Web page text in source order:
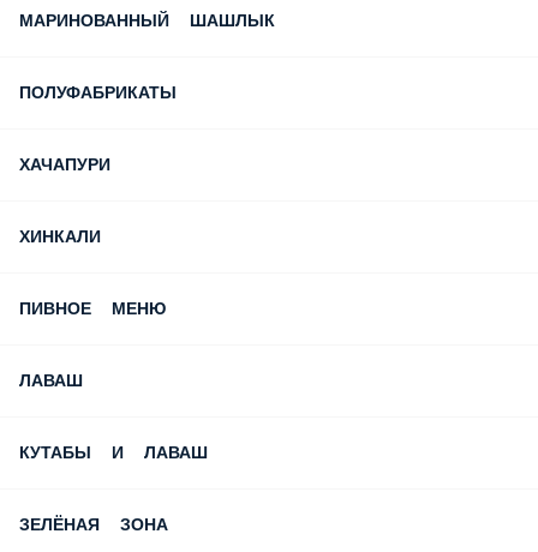
МАРИНОВАННЫЙ ШАШЛЫК
ПОЛУФАБРИКАТЫ
ХАЧАПУРИ
ХИНКАЛИ
ПИВНОЕ МЕНЮ
ЛАВАШ
КУТАБЫ И ЛАВАШ
ЗЕЛЁНАЯ ЗОНА